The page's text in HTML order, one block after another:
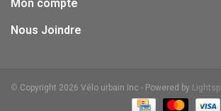
Mon compte
Nous Joindre
© Copyright 2026 Vélo urbain Inc - Powered by